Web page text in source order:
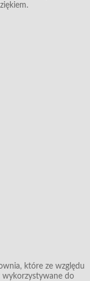
które ze względu
wykorzystywane do